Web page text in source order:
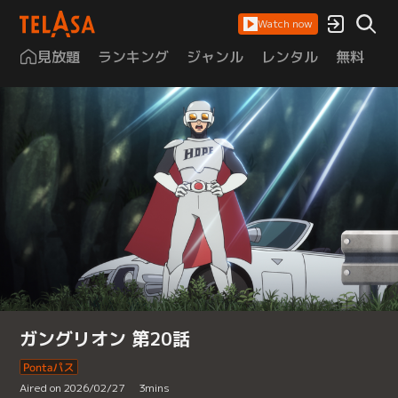
Watch now
見放題 ランキング ジャンル レンタル 無料
ガングリオン 第20話
Aired on 2026/02/27 3mins